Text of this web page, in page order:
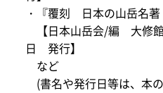
・『覆刻 日本の山岳名
【日本山岳会/編 大修
日 発行】
など
(書名や発行日等は、本